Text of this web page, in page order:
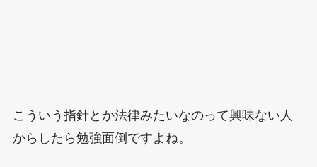
こういう指針とか法律みたいなのって興味ない人
からしたら勉強面倒ですよね。